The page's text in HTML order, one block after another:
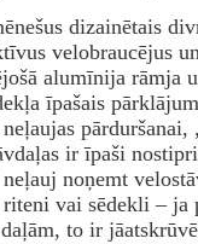
dizainētais
velobraucējus
alumīnija rāmja
īpašais
ir īpaši
noņemt
vai sēdekli – ja
to ir